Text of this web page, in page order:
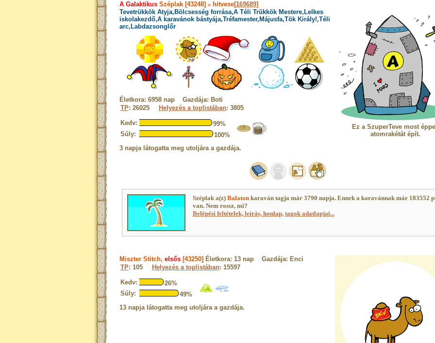
A GalaktikusSzéplak [43248] » hitvese[169689]
Tevetrükkök Atyja,Bölcsesség forrása,A Téli Trükkök Mestere,Lelkes
iskolakezdő,A karavánok bástyája,Tréfamester,Májusfa,Tök Király!,Téli
arc,Labdazsonglőr
Életkora: 6958 nap Gazdája: Boti
TP: 26025 Helyezés a toplistában: 3805
Kedv:
99%
Súly:
100%
3 napja látogatta meg utoljára a gazdája.
Ez a SzuperTeve most
atomrakétát épít.
Széplak a(z) Balatonkaraván tagja már 3790 napja. Ennek a karavánnak már 183552
van. Nem rossz, mi?
Belépési feltételek, leírás, honlap, tagok adatlapjai...
Miszter Stitch, elsős[43250] Életkora: 13 nap Gazdája: Enci
TP: 105 Helyezés a toplistában: 15597
Kedv:
26%
Súly:
49%
13 napja látogatta meg utoljára a gazdája.